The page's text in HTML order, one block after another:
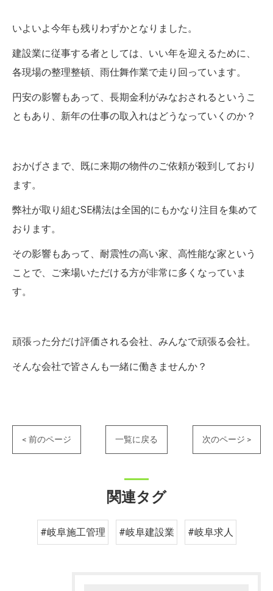
いよいよ今年も残りわずかとなりました。
建設業に従事する者としては、いい年を迎えるために、
各現場の整理整頓、雨仕舞作業で走り回っています。
円安の影響もあって、長期金利がみなおされるというこ
ともあり、新年の仕事の取入れはどうなっていくのか？
おかげさまで、既に来期の物件のご依頼が殺到しており
ます。
弊社が取り組むSE構法は全国的にもかなり注目を集めて
おります。
その影響もあって、耐震性の高い家、高性能な家という
ことで、ご来場いただける方が非常に多くなっていま
す。
頑張った分だけ評価される会社、みんなで頑張る会社。
そんな会社で皆さんも一緒に働きませんか？
< 前のページ 一覧に戻る 次のページ >
関連タグ
#岐阜施工管理 #岐阜建設業 #岐阜求人